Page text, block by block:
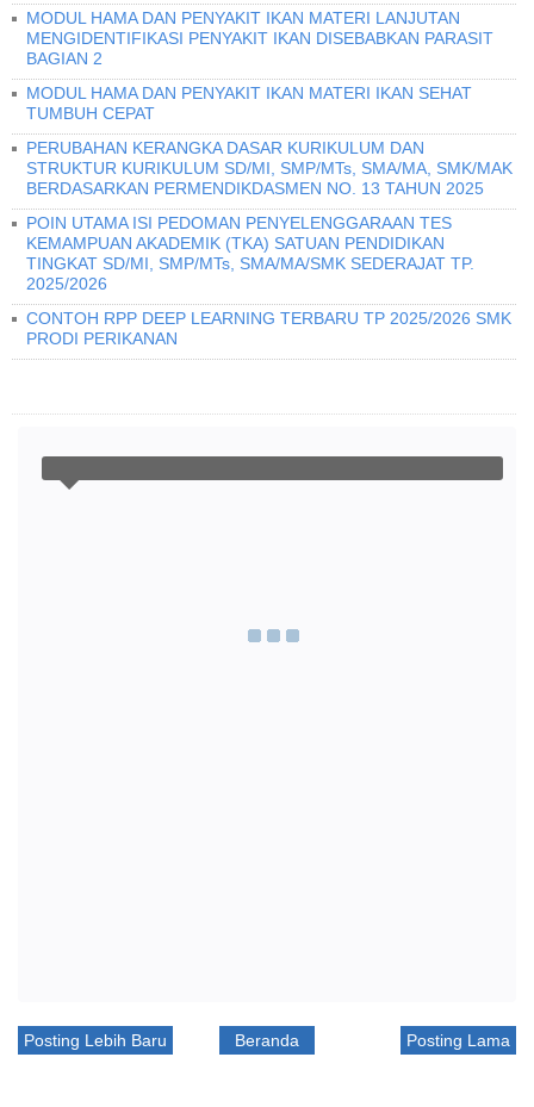
MODUL HAMA DAN PENYAKIT IKAN MATERI LANJUTAN
MENGIDENTIFIKASI PENYAKIT IKAN DISEBABKAN PARASIT
BAGIAN 2
MODUL HAMA DAN PENYAKIT IKAN MATERI IKAN SEHAT
TUMBUH CEPAT
PERUBAHAN KERANGKA DASAR KURIKULUM DAN
STRUKTUR KURIKULUM SD/MI, SMP/MTs, SMA/MA, SMK/MAK
BERDASARKAN PERMENDIKDASMEN NO. 13 TAHUN 2025
POIN UTAMA ISI PEDOMAN PENYELENGGARAAN TES
KEMAMPUAN AKADEMIK (TKA) SATUAN PENDIDIKAN
TINGKAT SD/MI, SMP/MTs, SMA/MA/SMK SEDERAJAT TP.
2025/2026
CONTOH RPP DEEP LEARNING TERBARU TP 2025/2026 SMK
PRODI PERIKANAN
Posting Lebih Baru Posting Lama
Beranda